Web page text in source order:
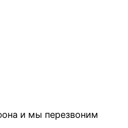
и мы перезвоним